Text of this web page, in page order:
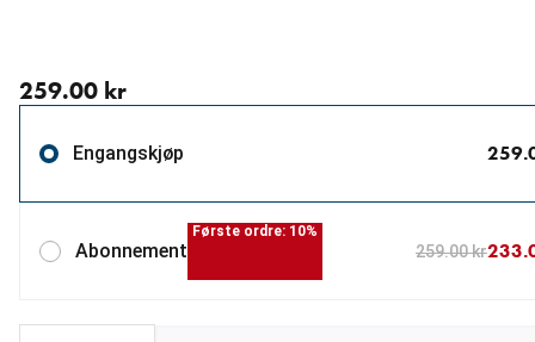
259.00 kr
Engangskjøp
Abonnement
Første ordre: 10%
259.00 kr